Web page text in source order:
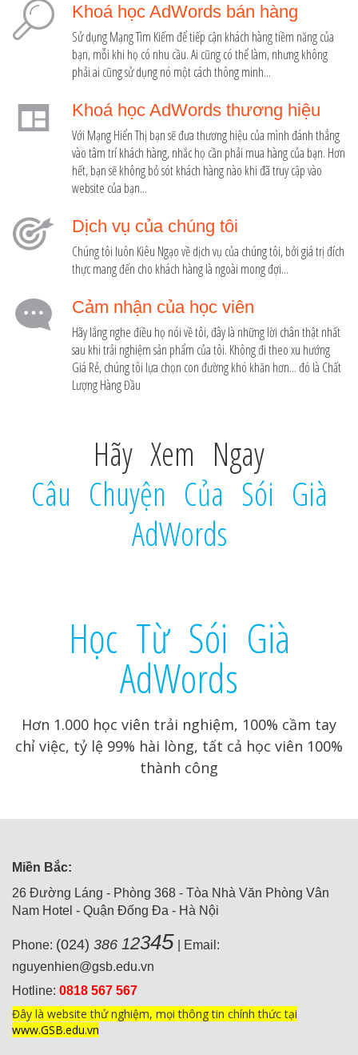
Khoá học AdWords bán hàng
Sử dụng Mạng Tìm Kiếm để tiếp cận khách hàng tiềm năng của
bạn, mỗi khi họ có nhu cầu. Ai cũng có thể làm, nhưng không
phải ai cũng sử dụng nó một cách thông minh...
Khoá học AdWords thương hiệu
Với Mạng Hiển Thị bạn sẽ đưa thương hiệu của mình đánh thẳng
vào tâm trí khách hàng, nhắc họ cần phải mua hàng của bạn. Hơn
hết, bạn sẽ không bỏ sót khách hàng nào khi đã truy cập vào
website của bạn...
Dịch vụ của chúng tôi
Chúng tôi luôn Kiêu Ngạo về dịch vụ của chúng tôi, bởi giá trị đích
thực mang đến cho khách hàng là ngoài mong đợi...
Cảm nhận của học viên
Hãy lắng nghe điều họ nói về tôi, đây là những lời chân thật nhất
sau khi trải nghiệm sản phẩm của tôi. Không đi theo xu hướng
Giá Rẻ, chúng tôi lựa chọn con đường khó khăn hơn... đó là Chất
Lượng Hàng Đầu
Hãy Xem Ngay
Câu Chuyện Của Sói Già
AdWords
Học Từ Sói Già
AdWords
Hơn 1.000 học viên trải nghiệm, 100% cầm tay
chỉ việc, tỷ lệ 99% hài lòng, tất cả học viên 100%
thành công
Miền Bắc:
26 Đường Láng - Phòng 368 - Tòa Nhà Văn Phòng Vân
Nam Hotel - Quận Đống Đa - Hà Nội
Phone: (024) 386 12345 | Email:
nguyenhien@gsb.edu.vn
Hotline: 0818 567 567
Đây là website thử nghiệm, mọi thông tin chính thức tại
www.GSB.edu.vn